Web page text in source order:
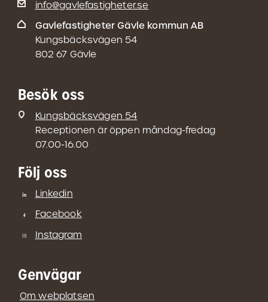
info@gavlefastigheter.se
Gavlefastigheter Gävle kommun AB
Kungsbäcksvägen 54
802 67 Gävle
Besök oss
Kungsbäcksvägen 54
Receptionen är öppen måndag-fredag
07.00-16.00
Följ oss
Linkedin
Facebook
Instagram
Genvägar
Om webplatsen